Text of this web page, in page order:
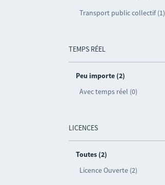
Transport public collectif (1)
TEMPS RÉEL
Peu importe (2)
Avec temps réel (0)
LICENCES
Toutes (2)
Licence Ouverte (2)